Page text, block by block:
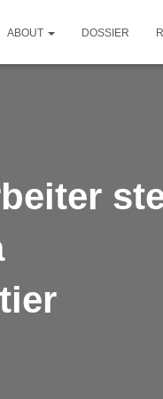
ABOUT DOSSIER